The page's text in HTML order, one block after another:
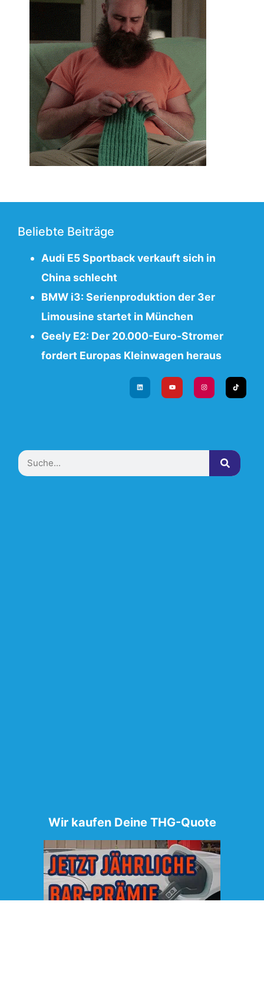
Beliebte Beiträge
Audi E5 Sportback verkauft sich in
China schlecht
BMW i3: Serienproduktion der 3er
Limousine startet in München
Geely E2: Der 20.000-Euro-Stromer
fordert Europas Kleinwagen heraus
Wir kaufen Deine THG-Quote